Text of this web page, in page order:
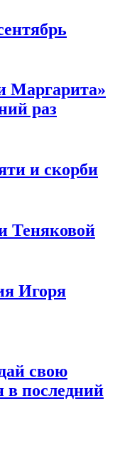
Маргарита»
раз
и скорби
Теняковой
Игоря
свою
в последний